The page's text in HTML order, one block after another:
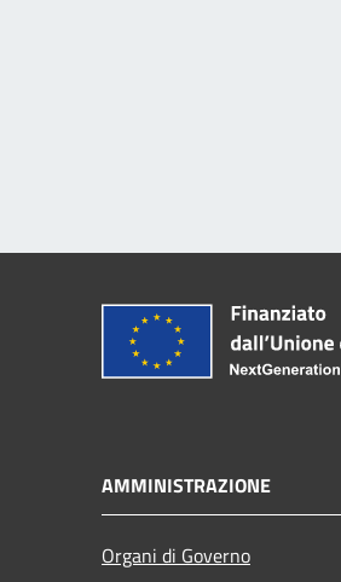
AMMINISTRAZIONE
Organi di Governo